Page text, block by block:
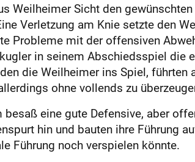
Weilheimer Sicht den
Verletzung am Knie setzte den
Prob­leme mit der offensiven
in seinem Abschiedsspiel die
die Weilheimer ins Spiel,
ohne vollends zu
eine gute Defensive, aber
hin und bauten ihre Führung
Führung noch verspielen könnte.